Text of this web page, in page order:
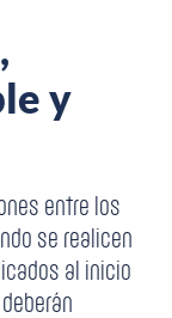
y
entre los
se realicen
al inicio